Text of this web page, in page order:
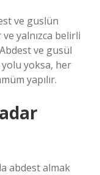
ve guslün
yalnızca belirli
ve gusül
yoksa, her
yapılır.
abdest almak